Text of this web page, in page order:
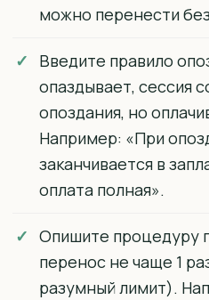
можно перенести
Введите правило
опаздывает, сессия
опоздания, но
Например: «При
заканчивается в
оплата полная».
Опишите процедуру
перенос не чаще 1
разумный лимит).